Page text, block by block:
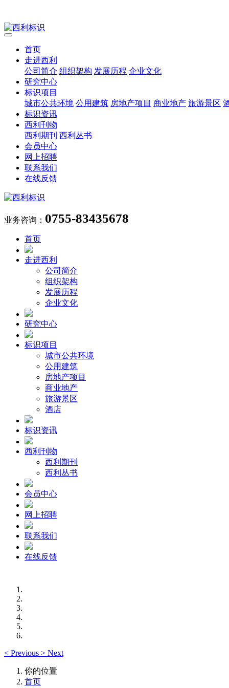
首页
走进西利
公司简介 组织架构 发展历程 企业文化
研究中心
标识项目
城市公共环境 公用建筑 房地产项目 商业地产 旅游景区
标识资讯
西利刊物
西利期刊 西利丛书
会员中心
网上招聘
联系我们
在线反馈
业务咨询： 0755-83435678
首页
走进西利
公司简介
组织架构
发展历程
企业文化
研究中心
标识项目
城市公共环境
公用建筑
房地产项目
商业地产
旅游景区
酒店
标识资讯
西利刊物
西利期刊
西利丛书
会员中心
网上招聘
联系我们
在线反馈
< Previous > Next
你的位置
首页